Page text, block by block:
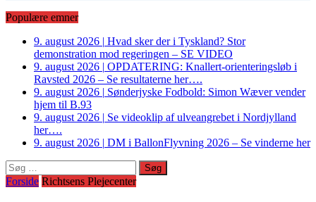
Populære emner
9. august 2026 | Hvad sker der i Tyskland? Stor
demonstration mod regeringen – SE VIDEO
9. august 2026 | OPDATERING: Knallert-orienteringsløb i
Ravsted 2026 – Se resultaterne her….
9. august 2026 | Sønderjyske Fodbold: Simon Wæver vender
hjem til B.93
9. august 2026 | Se videoklip af ulveangrebet i Nordjylland
her….
9. august 2026 | DM i BallonFlyvning 2026 – Se vinderne her
Søg
efter:
Forside Richtsens Plejecenter